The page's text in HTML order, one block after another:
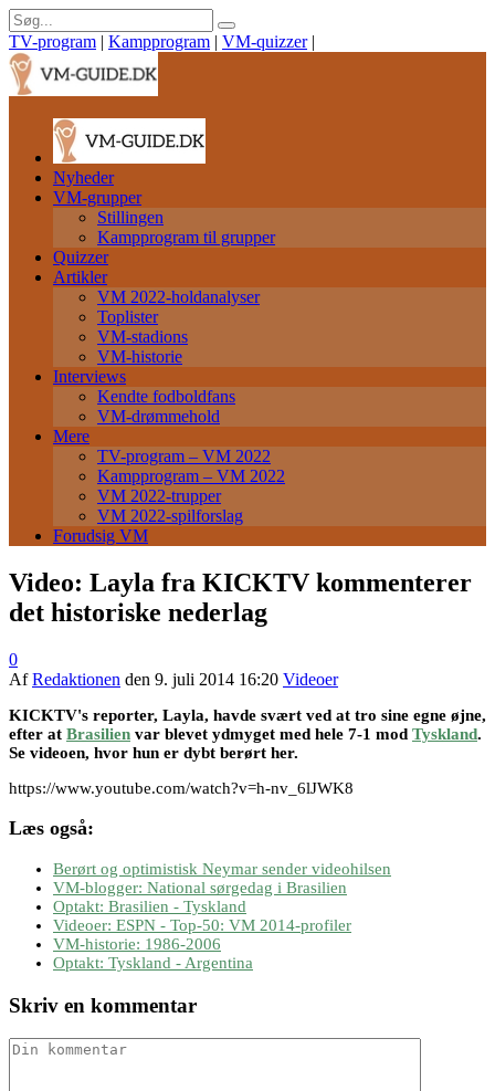
TV-program | Kampprogram | VM-quizzer |
Nyheder
VM-grupper
Stillingen
Kampprogram til grupper
Quizzer
Artikler
VM 2022-holdanalyser
Toplister
VM-stadions
VM-historie
Interviews
Kendte fodboldfans
VM-drømmehold
Mere
TV-program – VM 2022
Kampprogram – VM 2022
VM 2022-trupper
VM 2022-spilforslag
Forudsig VM
Video: Layla fra KICKTV kommenterer
det historiske nederlag
0
AfRedaktionen den 9. juli 2014 16:20 Videoer
KICKTV's reporter, Layla, havde svært ved at tro sine egne øjne,
efter at Brasilien var blevet ydmyget med hele 7-1 mod Tyskland.
Se videoen, hvor hun er dybt berørt her.
https://www.youtube.com/watch?v=h-nv_6lJWK8
Læs også:
Berørt og optimistisk Neymar sender videohilsen
VM-blogger: National sørgedag i Brasilien
Optakt: Brasilien - Tyskland
Videoer: ESPN - Top-50: VM 2014-profiler
VM-historie: 1986-2006
Optakt: Tyskland - Argentina
Skriv en kommentar